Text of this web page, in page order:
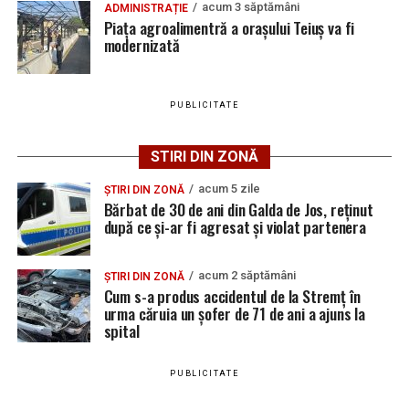
vacante
Locuri de muncă în Galda de Jos, disponibile la 4
august 2026. AJOFM Alba a publicat lista posturilor
vacante
Bărbat de 30 de ani din Galda de Jos, reținut după
ce și-ar fi agresat și violat partenera
Adaugă teiusinfo.ro ca sursă
preferată pe Google
Urmărește Ziarul Unirea pe Social Media
YouTube Instagram WhatsApp Facebook
Ultimele știri din Teiuș
Jaf de peste 300.000 de euro, la Teiuș. Familia
ADMINISTRAȚIE acum 3 săptămâni
Piața agroalimentră a orașului Teiuș va fi
modernizată
PUBLICITATE
STIRI DIN ZONĂ
ȘTIRI DIN ZONĂ acum 5 zile
Bărbat de 30 de ani din Galda de Jos, reținut
după ce și-ar fi agresat și violat partenera
ȘTIRI DIN ZONĂ acum 2 săptămâni
Cum s-a produs accidentul de la Stremț în
urma căruia un șofer de 71 de ani a ajuns la
spital
PUBLICITATE